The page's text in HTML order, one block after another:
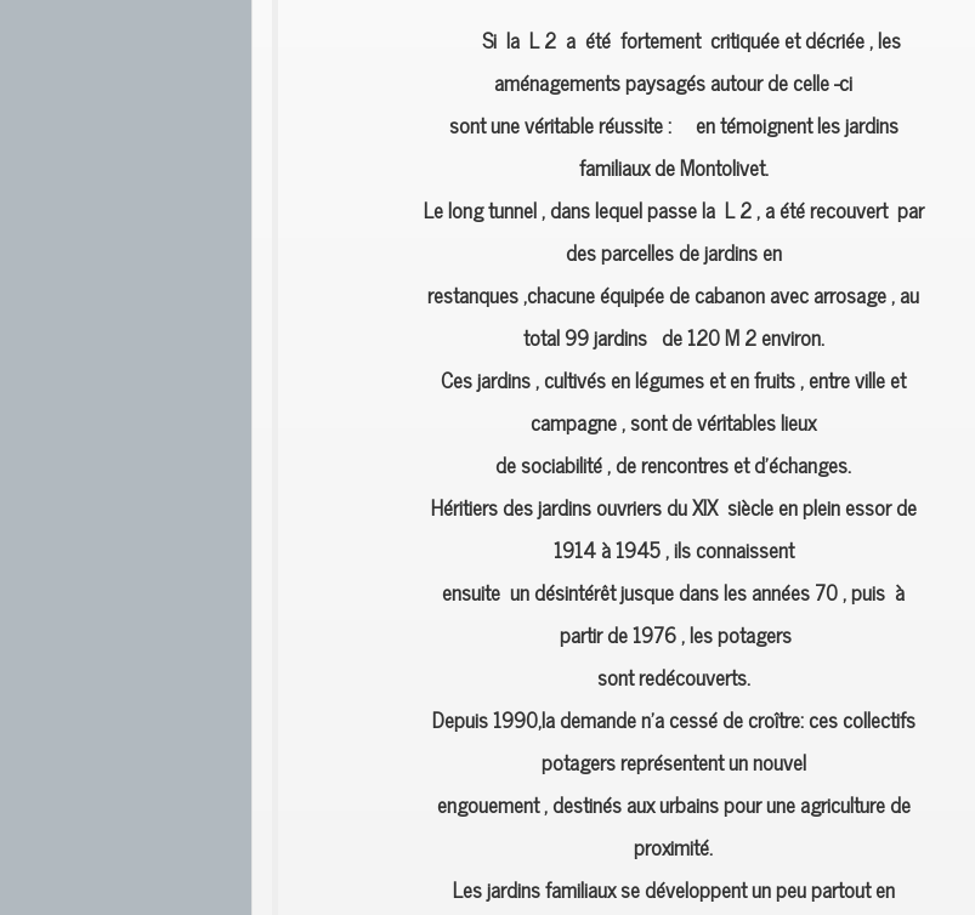
Si la L 2 a été fortement critiquée et décriée , les
aménagements paysagés autour de celle -ci
sont une véritable réussite : en témoignent les jardins
familiaux de Montolivet.
Le long tunnel , dans lequel passe la L 2 , a été recouvert par
des parcelles de jardins en
restanques ,chacune équipée de cabanon avec arrosage , au
total 99 jardins de 120 M 2 environ.
Ces jardins , cultivés en légumes et en fruits , entre ville et
campagne , sont de véritables lieux
de sociabilité , de rencontres et d’échanges.
Héritiers des jardins ouvriers du XIX siècle en plein essor de
1914 à 1945 , ils connaissent
ensuite un désintérêt jusque dans les années 70 , puis à
partir de 1976 , les potagers
sont redécouverts.
Depuis 1990,la demande n’a cessé de croître: ces collectifs
potagers représentent un nouvel
engouement , destinés aux urbains pour une agriculture de
proximité.
Les jardins familiaux se développent un peu partout en